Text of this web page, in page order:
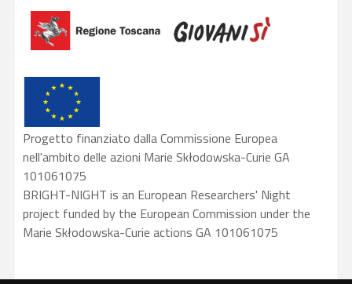
Progetto finanziato dalla Commissione Europea
nell'ambito delle azioni Marie Skłodowska-Curie GA
101061075
BRIGHT-NIGHT is an European Researchers' Night
project funded by the European Commission under the
Marie Skłodowska-Curie actions GA 101061075